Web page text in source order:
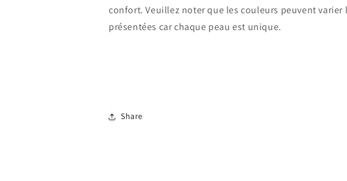
confort. Veuillez noter que les couleurs peuvent varier
présentées car chaque peau est unique.
Share